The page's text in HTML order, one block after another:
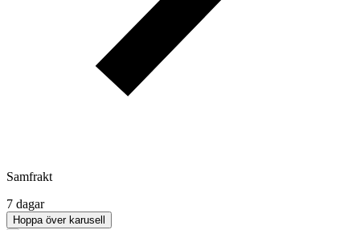
Samfrakt
7 dagar
Hoppa över karusell